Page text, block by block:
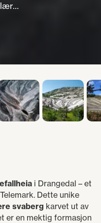
i Drangedal – et
Dette unike
svaberg karvet ut av
er en mektig formasjon